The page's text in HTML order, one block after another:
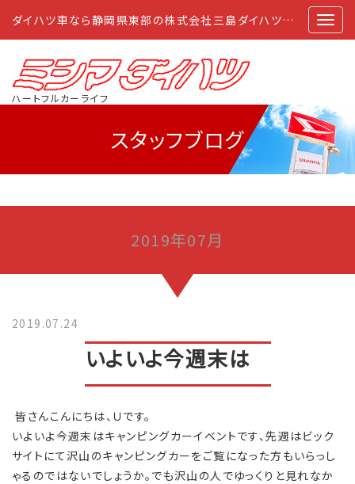
ダイハツ車なら静岡県東部の株式会社三島ダイハツにおまかせ
ハートフルカーライフ
スタッフブログ
2019年07月
2019.07.24
いよいよ今週末は
皆さんこんにちは、Ｕです。
いよいよ今週末はキャンピングカーイベントです、先週はビック
サイトにて沢山のキャンピングカーをご覧になった方もいらっし
ゃるのではないでしょうか。でも沢山の人でゆっくりと見れなか